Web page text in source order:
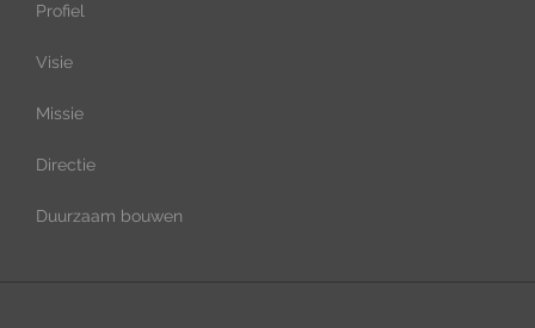
Profiel
Visie
Missie
Directie
Duurzaam bouwen